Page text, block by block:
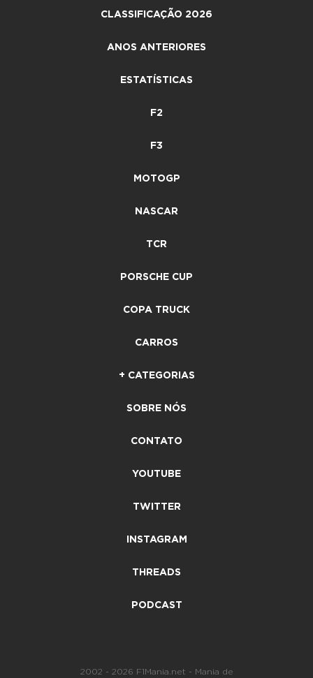
CLASSIFICAÇÃO 2026
ANOS ANTERIORES
ESTATÍSTICAS
F2
F3
MOTOGP
NASCAR
TCR
PORSCHE CUP
COPA TRUCK
CARROS
+ CATEGORIAS
SOBRE NÓS
CONTATO
YOUTUBE
TWITTER
INSTAGRAM
THREADS
PODCAST
2002 - 2026 F1Mania.net - Mania de